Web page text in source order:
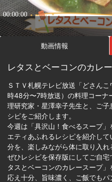
動画情報
レタスとベーコンのカレ
ＳＴＶ札幌テレビ放送「どさん
時48分〜7時放送）の料理コー
理研究家・星澤幸子先生と、ご
シピをご紹介します。
今週は「具沢山！食べるスープ
エティあふれるレシピを紹介し
分を、楽しみながら体に取り入れ
ぜひレシピを保存版にしてご自
タスとベーコンのカレースープ
応え十分、旨味濃く、ご飯でもパ